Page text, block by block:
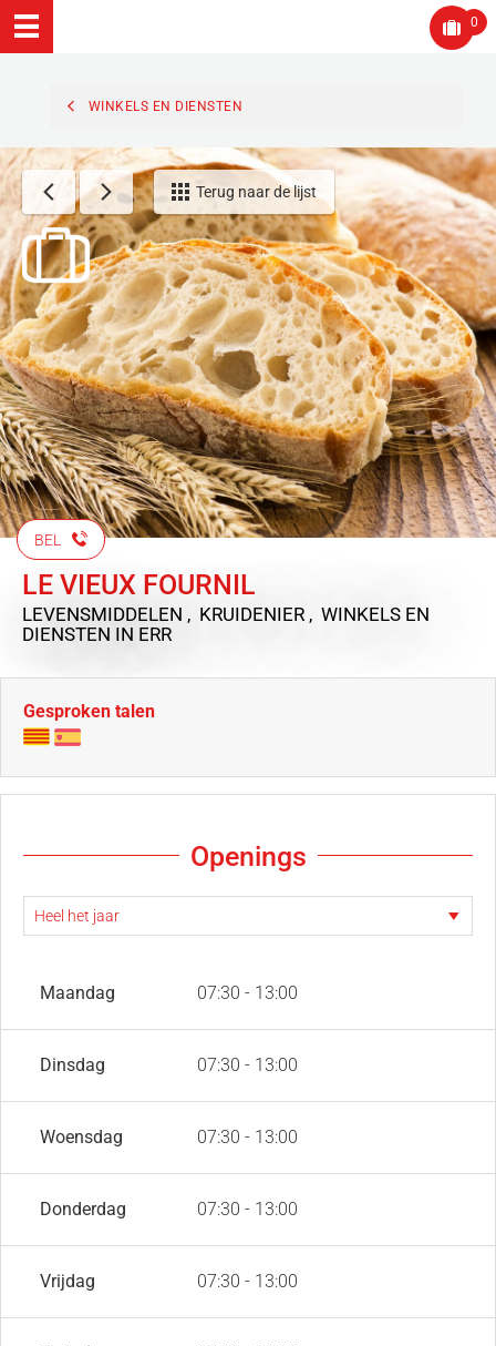
0
WINKELS EN DIENSTEN
Terug naar de lijst
BEL
LE VIEUX FOURNIL
LEVENSMIDDELEN , KRUIDENIER , WINKELS EN
DIENSTEN IN ERR
Gesproken talen
Openings
Maandag 07:30 - 13:00
Dinsdag 07:30 - 13:00
Woensdag 07:30 - 13:00
Donderdag 07:30 - 13:00
Vrijdag 07:30 - 13:00